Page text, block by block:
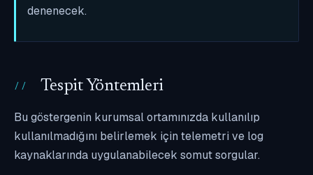
denenecek.
Tespit Yöntemleri
Bu göstergenin kurumsal ortamınızda kullanılıp
kullanılmadığını belirlemek için telemetri ve log
kaynaklarında uygulanabilecek somut sorgular.